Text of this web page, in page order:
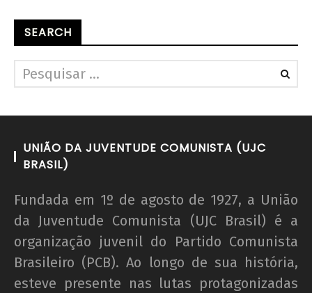
SEARCH
UNIÃO DA JUVENTUDE COMUNISTA (UJC
BRASIL)
Fundada em 1º de agosto de 1927, a União
da Juventude Comunista (UJC Brasil) é a
organização juvenil do Partido Comunista
Brasileiro (PCB). Ao longo de sua história,
esteve presente nas lutas protagonizadas